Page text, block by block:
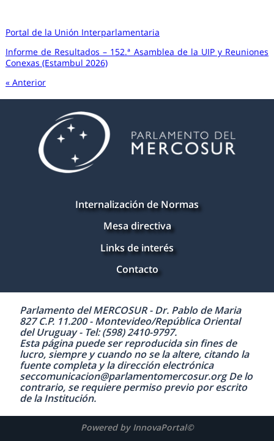
Portal de la Unión Interparlamentaria
Informe de Resultados – 152.ª Asamblea de la UIP y Reuniones
Conexas (Estambul 2026)
« Anterior
Internalización de Normas
Mesa directiva
Links de interés
Contacto
Parlamento del MERCOSUR - Dr. Pablo de Maria
827 C.P. 11.200 - Montevideo/República Oriental
del Uruguay - Tel: (598) 2410-9797.
Esta página puede ser reproducida sin fines de
lucro, siempre y cuando no se la altere, citando la
fuente completa y la dirección electrónica
seccomunicacion@parlamentomercosur.org De lo
contrario, se requiere permiso previo por escrito
de la Institución.
Powered by InnovaPortal©